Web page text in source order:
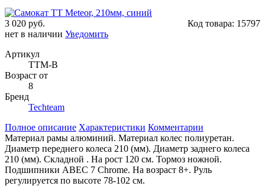
3 020 руб. Код товара: 15797
нет в наличии Уведомить
Артикул
TTM-B
Возраст от
8
Бренд
Techteam
Полное описание Характеристики Комментарии
Материал рамы алюминий. Материал колес полиуретан.
Диаметр переднего колеса 210 (мм). Диаметр заднего колеса
210 (мм). Складной . На рост 120 см. Тормоз ножной.
Подшипники ABEC 7 Chrome. На возраст 8+. Руль
регулируется по высоте 78-102 см.